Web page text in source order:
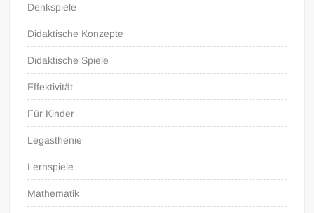
Denkspiele
Didaktische Konzepte
Didaktische Spiele
Effektivität
Für Kinder
Legasthenie
Lernspiele
Mathematik